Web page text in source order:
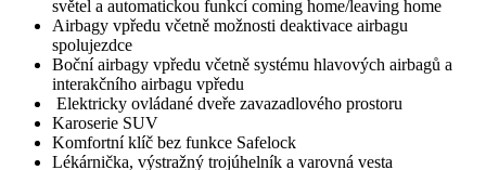
světel a automatickou funkcí coming home/leaving home
Airbagy vpředu včetně možnosti deaktivace airbagu
spolujezdce
Boční airbagy vpředu včetně systému hlavových airbagů a
interakčního airbagu vpředu
Elektricky ovládané dveře zavazadlového prostoru
Karoserie SUV
Komfortní klíč bez funkce Safelock
Lékárnička, výstražný trojúhelník a varovná vesta